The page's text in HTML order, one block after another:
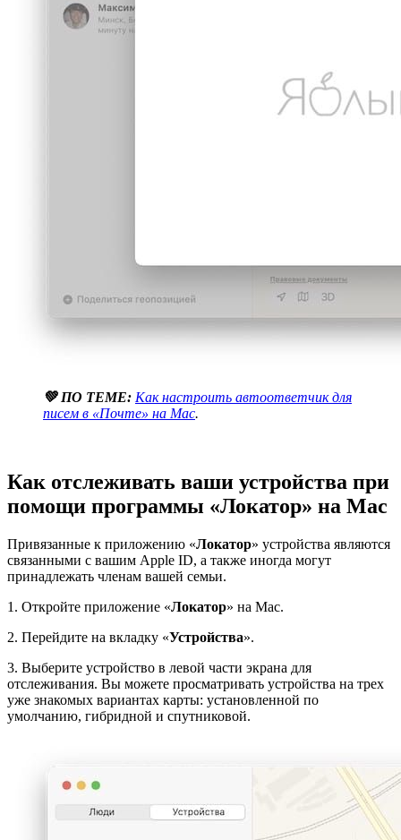
💚 ПО ТЕМЕ: Как настроить автоответчик для
писем в «Почте» на Mac.
Как отслеживать ваши устройства при
помощи программы «Локатор» на Mac
Привязанные к приложению «Локатор» устройства являются
связанными с вашим Apple ID, а также иногда могут
принадлежать членам вашей семьи.
1. Откройте приложение «Локатор» на Mac.
2. Перейдите на вкладку «Устройства».
3. Выберите устройство в левой части экрана для
отслеживания. Вы можете просматривать устройства на трех
уже знакомых вариантах карты: установленной по
умолчанию, гибридной и спутниковой.